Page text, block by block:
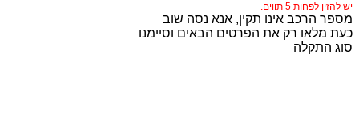
יש להזין לפחות 5 תווים.
מספר הרכב אינו תקין, אנא נסה שוב
כעת מלאו רק את הפרטים הבאים וסיימנו
סוג התקלה